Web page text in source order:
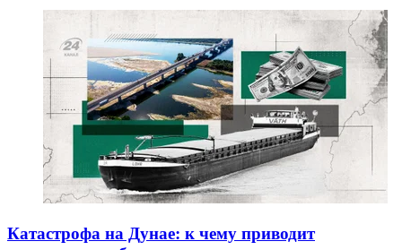
Катастрофа на Дунае: к чему приводит